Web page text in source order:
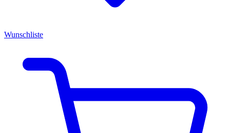
Wunschliste